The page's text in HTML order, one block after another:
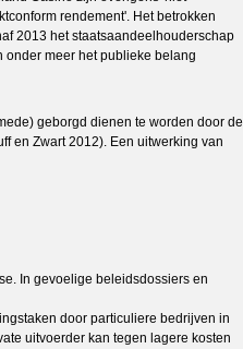
rendement'. Het betrokken
2013 het staatsaandeelhouderschap
meer het publieke belang
geborgd dienen te worden door de
en Zwart 2012). Een uitwerking van
In gevoelige beleidsdossiers en
door particuliere bedrijven in
uitvoerder kan tegen lagere kosten